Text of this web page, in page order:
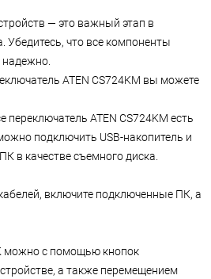
— это важный этап в
Убедитесь, что все компоненты
ATEN CS724KM вы можете
переключатель ATEN CS724KM есть
подключить USB-накопитель и
в качестве съемного диска.
включите подключенные ПК, а
можно с помощью кнопок
а также перемещением